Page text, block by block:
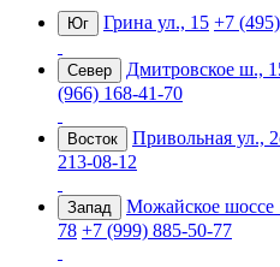
Юг Грина ул., 15 +7
Север Дмитровское ш.,
(966) 168-41-70
Восток Привольная ул.,
213-08-12
Запад Можайское шоссе
78 +7 (999) 885-50-77